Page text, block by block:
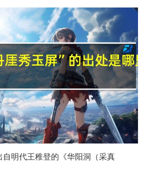
自明代王稚登的《华阳洞（采真